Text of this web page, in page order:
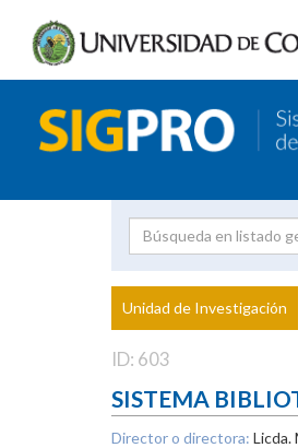
Proyecto
Unidad de Investigación
ID: 603
SISTEMA
Director o directora: Licda.